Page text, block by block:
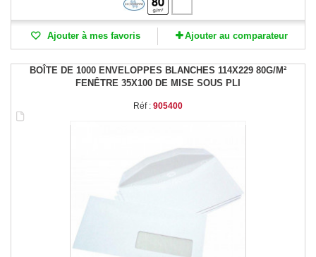
Ajouter à mes favoris Ajouter au comparateur
BOÎTE DE 1000 ENVELOPPES BLANCHES 114X229 80G/M²
FENÊTRE 35X100 DE MISE SOUS PLI
Réf : 905400